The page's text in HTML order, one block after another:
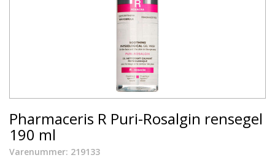
Pharmaceris R Puri-Rosalgin rensegel
190 ml
Varenummer: 219133